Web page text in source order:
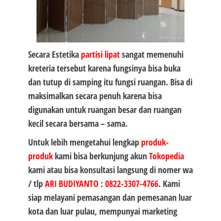
Secara Estetika partisi lipatsangat memenuhi
kreteria tersebut karena fungsinya bisa buka
dan tutup di samping itu fungsi ruangan. Bisa di
maksimalkan secara penuh karena bisa
digunakan untuk ruangan besar dan ruangan
kecil secara bersama – sama.
Untuk lebih mengetahui lengkap produk-
produkkami bisa berkunjung akunTokopedia
kami atau bisa konsultasi langsung di nomer wa
/ tlpARI BUDIYANTO : 0822-3307-4766. Kami
siap melayani pemasangan dan pemesanan luar
kota dan luar pulau, mempunyai marketing